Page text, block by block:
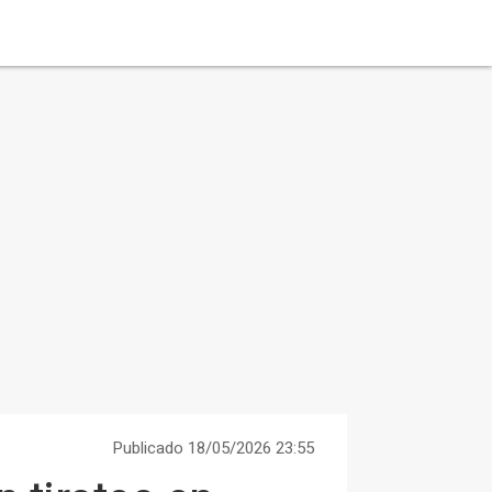
Publicado 18/05/2026 23:55